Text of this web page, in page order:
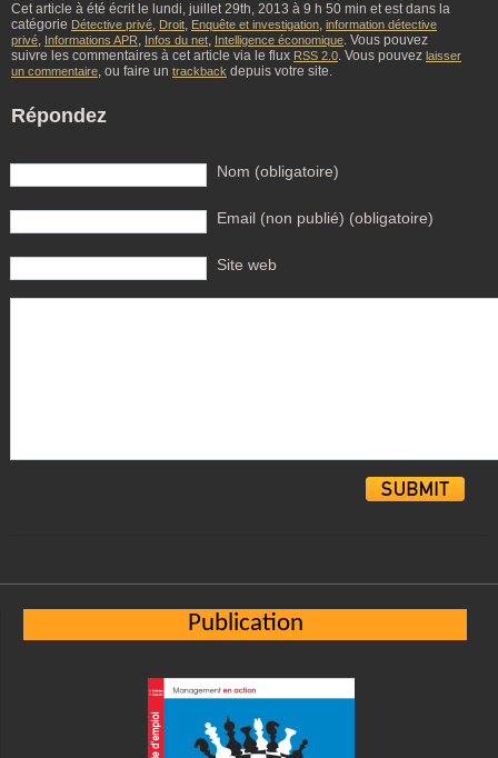
Cet article à été écrit le lundi, juillet 29th, 2013 à 9 h 50 min et est dans la
catégorie Détective privé, Droit, Enquête et investigation, information détective
privé, Informations APR, Infos du net, Intelligence économique. Vous pouvez
suivre les commentaires à cet article via le flux RSS 2.0. Vous pouvez laisser
un commentaire, ou faire un trackback depuis votre site.
Répondez
Nom (obligatoire)
Email (non publié) (obligatoire)
Site web
Publication